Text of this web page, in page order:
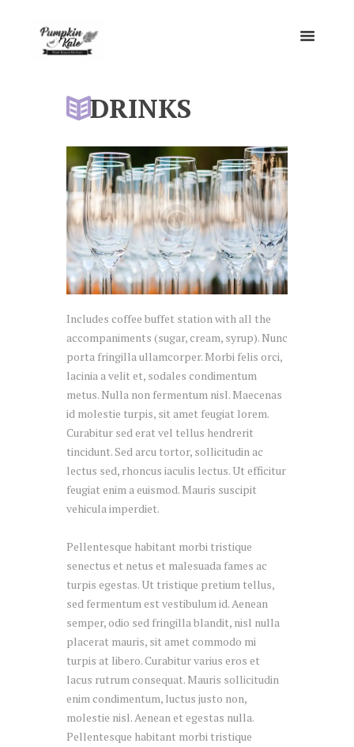
DRINKS
Includes coffee buffet station with all the
accompaniments (sugar, cream, syrup). Nunc
porta fringilla ullamcorper. Morbi felis orci,
lacinia a velit et, sodales condimentum
metus. Nulla non fermentum nisl. Maecenas
id molestie turpis, sit amet feugiat lorem.
Curabitur sed erat vel tellus hendrerit
tincidunt. Sed arcu tortor, sollicitudin ac
lectus sed, rhoncus iaculis lectus. Ut efficitur
feugiat enim a euismod. Mauris suscipit
vehicula imperdiet.
Pellentesque habitant morbi tristique
senectus et netus et malesuada fames ac
turpis egestas. Ut tristique pretium tellus,
sed fermentum est vestibulum id. Aenean
semper, odio sed fringilla blandit, nisl nulla
placerat mauris, sit amet commodo mi
turpis at libero. Curabitur varius eros et
lacus rutrum consequat. Mauris sollicitudin
enim condimentum, luctus justo non,
molestie nisl. Aenean et egestas nulla.
Pellentesque habitant morbi tristique